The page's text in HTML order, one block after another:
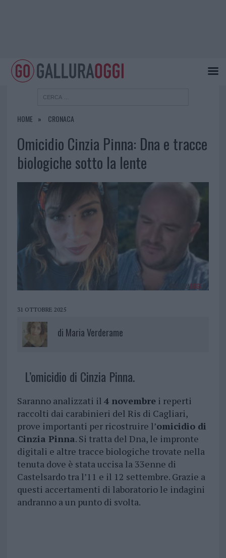
HOME CRONACA
Omicidio Cinzia Pinna: Dna e tracce
biologiche sotto la lente
31 OTTOBRE 2025
di Maria Verderame
L’omicidio di Cinzia Pinna.
Saranno analizzati il 4 novembrei reperti
raccolti dai carabinieri del Ris di Cagliari,
prove importanti per ricostruire l’omicidio di
Cinzia Pinna. Si tratta del Dna, le impronte
digitali e altre tracce biologiche trovate nella
tenuta dove è stata uccisa la 33enne di
Castelsardo tra l’11 e il 12 settembre. Grazie a
questi accertamenti di laboratorio le indagini
andranno a un punto di svolta.